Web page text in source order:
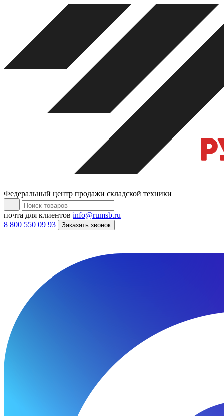
Федеральный центр продажи складской техники
почта для клиентов info@rumsb.ru
8 800 550 09 93
Заказать звонок